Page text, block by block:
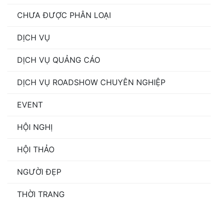
CHƯA ĐƯỢC PHÂN LOẠI
DỊCH VỤ
DỊCH VỤ QUẢNG CÁO
DỊCH VỤ ROADSHOW CHUYÊN NGHIỆP
EVENT
HỘI NGHỊ
HỘI THẢO
NGƯỜI ĐẸP
THỜI TRANG